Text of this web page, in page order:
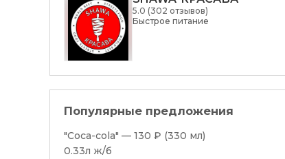
5.0 (302 отзывов)
Быстрое питание
Популярные предложения
"Coca-cola" — 130 ₽ (330 мл)
0.33л ж/б